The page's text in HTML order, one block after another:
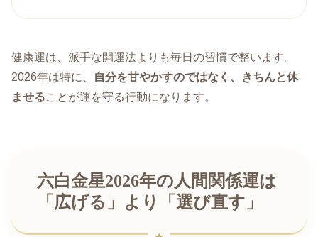
健康運は、派手な開運法よりも毎日の習慣で整います。
2026年は特に、
自分を甘やかすのではなく、きちんと休
ませることが運を守る行動になります。
六白金星2026年の人間関係運は
「広げる」より「選び直す」